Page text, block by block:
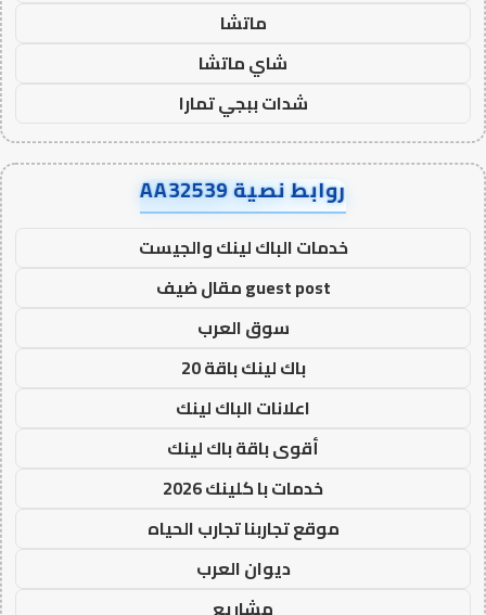
ماتشا
شاي ماتشا
شدات ببجي تمارا
روابط نصية AA32539
خدمات الباك لينك والجيست
guest post مقال ضيف
سوق العرب
باك لينك باقة 20
اعلانات الباك لينك
أقوى باقة باك لينك
خدمات با كلينك 2026
موقع تجاربنا تجارب الحياه
ديوان العرب